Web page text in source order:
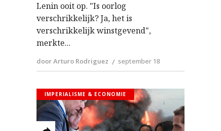
Lenin ooit op. "Is oorlog
verschrikkelijk? Ja, het is
verschrikkelijk winstgevend",
merkte
door Arturo Rodriguez september 18
IMPERIALISME & ECONOMIE